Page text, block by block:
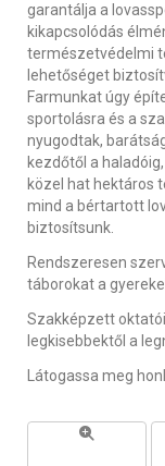
garantálja a
kikapcsolódás
természetvédelmi
lehetőséget
Farmunkat úgy
sportolásra és a
nyugodtak,
kezdőtől a
közel hat hektáros
mind a bértartott
biztosítsunk.
Rendszeresen
táborokat a
Szakképzett
legkisebbektől a
Látogassa meg